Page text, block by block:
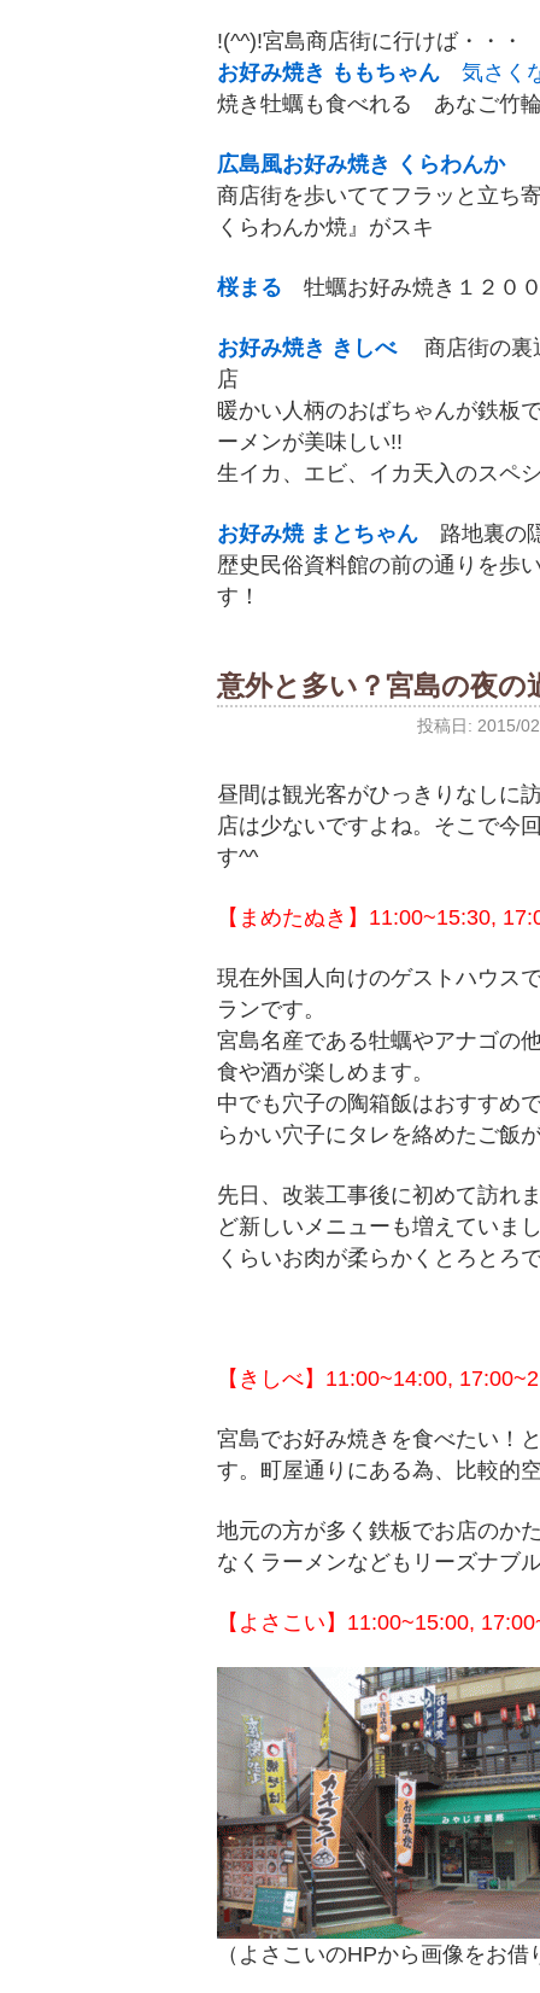
!(^^)!宮島商店街に行けば・・・
お好み焼き ももちゃん
気さく
焼き牡蠣も食べれる あなご竹
広島風お好み焼き くらわんか
商店街を歩いててフラッと立ち
くらわんか焼』がスキ
桜まる 牡蠣お好み焼き１２０
お好み焼き きしべ
商店街の裏
店
暖かい人柄のおばちゃんが鉄板
ーメンが美味しい!!
生イカ、エビ、イカ天入のスペ
お好み焼 まとちゃん 路地裏の
歴史民俗資料館の前の通りを歩
す！
意外と多い？宮島の夜の
投稿日: 2015/
昼間は観光客がひっきりなしに
店は少ないですよね。そこで今
す^^
【まめたぬき】11:00~15:30,
現在外国人向けのゲストハウス
ランです。
宮島名産である牡蠣やアナゴの
食や酒が楽しめます。
中でも穴子の陶箱飯はおすすめ
らかい穴子にタレを絡めたご飯
先日、改装工事後に初めて訪れ
ど新しいメニューも増えていま
くらいお肉が柔らかくとろとろ
【きしべ】11:00~14:00,
宮島でお好み焼きを食べたい！
す。町屋通りにある為、比較的
地元の方が多く鉄板でお店のか
なくラーメンなどもリーズナブ
【よさこい】11:00~15:00,
（よさこいのHPから画像をお借